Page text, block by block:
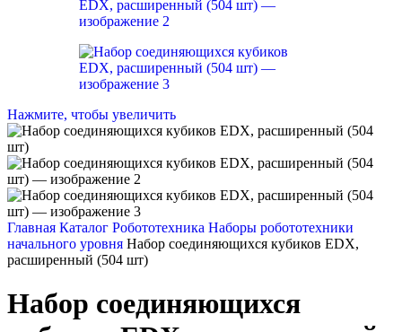
Нажмите, чтобы увеличить
Главная Каталог Робототехника Наборы робототехники
начального уровня Набор соединяющихся кубиков EDX,
расширенный (504 шт)
Набор соединяющихся